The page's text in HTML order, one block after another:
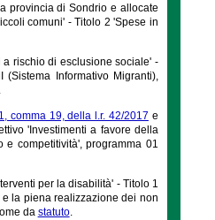
provincia di Sondrio e allocate
comuni' - Titolo 2 'Spese in
rischio di esclusione sociale' -
Informativo Migranti),
comma 19, della l.r. 42/2017 e
'Investimenti a favore della
competitività', programma 01
per la disabilità' - Titolo 1
la piena realizzazione dei non
da statuto.